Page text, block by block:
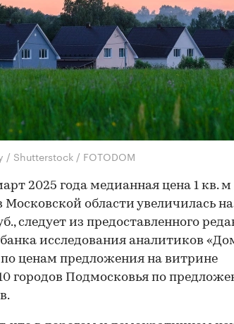
/ Shutterstock / FOTODOM
2025 года медианная цена 1 кв. м
Московской области увеличилась на
следует из предоставленного
исследования аналитиков
ценам предложения на витрине
городов Подмосковья по